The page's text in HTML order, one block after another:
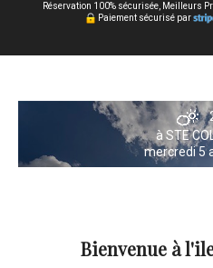
Réservation 100% sécurisée, Meilleurs
Paiement sécurisé par
à STE
mercredi 5
Bienvenue à